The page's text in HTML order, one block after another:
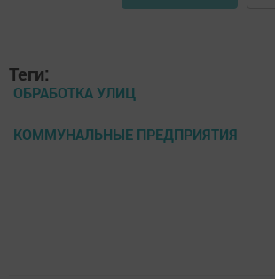
Теги:
ОБРАБОТКА УЛИЦ
КОММУНАЛЬНЫЕ ПРЕДПРИЯТИЯ